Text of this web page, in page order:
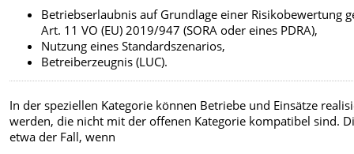
Betriebserlaubnis auf Grundlage einer Risikobewertung
Art. 11 VO (EU) 2019/947 (SORA oder eines PDRA),
Nutzung eines Standardszenarios,
Betreiberzeugnis (LUC).
In der speziellen Kategorie können Betriebe und Einsätze
werden, die nicht mit der offenen Kategorie kompatibel sind.
etwa der Fall, wenn